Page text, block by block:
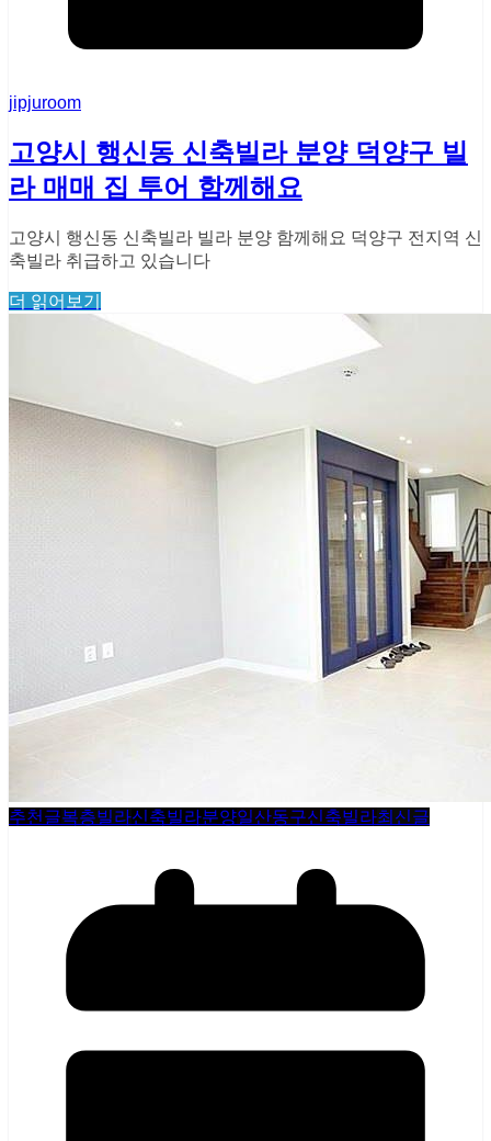
jipjuroom
고양시 행신동 신축빌라 분양 덕양구 빌
라 매매 집 투어 함께해요
고양시 행신동 신축빌라 빌라 분양 함께해요 덕양구 전지역 신
축빌라 취급하고 있습니다
더 읽어보기
추천글복층빌라신축빌라분양일산동구신축빌라최신글